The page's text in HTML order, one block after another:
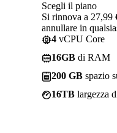
Scegli il piano
Si rinnova a 27,99
annullare in
4 vCPU Core
16GB di RAM
200 GB spazio
16TB largezza